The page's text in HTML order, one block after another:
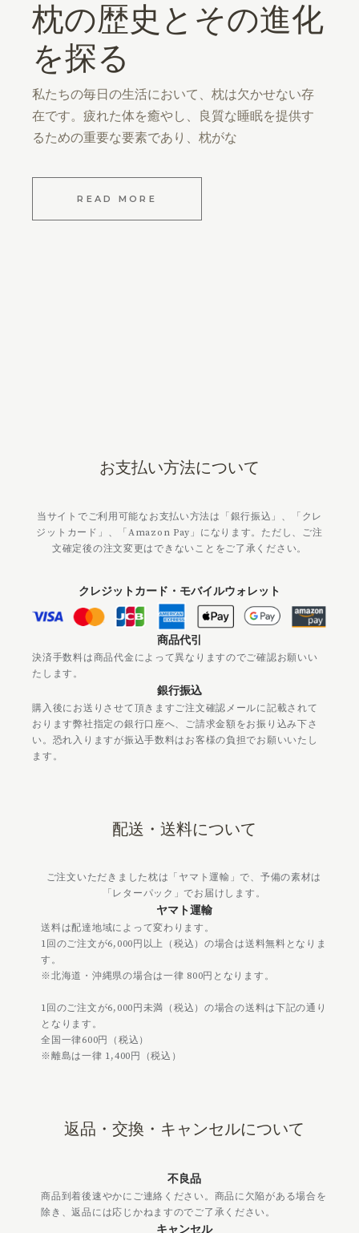
枕の歴史とその進化
を探る
私たちの毎日の生活において、枕は欠かせない存
在です。疲れた体を癒やし、良質な睡眠を提供す
るための重要な要素であり、枕がな
READ MORE
お支払い方法について
当サイトでご利用可能なお支払い方法は「銀行振込」、「クレ
ジットカード」、「Amazon Pay」になります。ただし、ご注
文確定後の注文変更はできないことをご了承ください。
クレジットカード・モバイルウォレット
商品代引
決済手数料は商品代金によって異なりますのでご確認お願いい
たします。
銀行振込
購入後にお送りさせて頂きますご注文確認メールに記載されて
おります弊社指定の銀行口座へ、ご請求金額をお振り込み下さ
い。恐れ入りますが振込手数料はお客様の負担でお願いいたし
ます。
配送・送料について
ご注文いただきました枕は「ヤマト運輸」で、予備の素材は
「レターパック」でお届けします。
ヤマト運輸
送料は配達地域によって変わります。
1回のご注文が6,000円以上（税込）の場合は送料無料となりま
す。
※北海道・沖縄県の場合は一律 800円となります。
1回のご注文が6,000円未満（税込）の場合の送料は下記の通り
となります。
全国一律600円（税込）
※離島は一律 1,400円（税込）
返品・交換・キャンセルについて
不良品
商品到着後速やかにご連絡ください。商品に欠陥がある場合を
除き、返品には応じかねますのでご了承ください。
キャンセル